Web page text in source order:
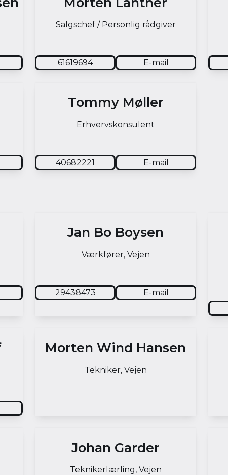
Salgschef / Personlig rådgiver
61619694 E-mail
Tommy Møller
Erhvervskonsulent
40682221 E-mail
Jan Bo Boysen
Værkfører, Vejen
29438473 E-mail
Morten Wind Hansen
Tekniker, Vejen
Johan Garder
Teknikerlærling, Vejen